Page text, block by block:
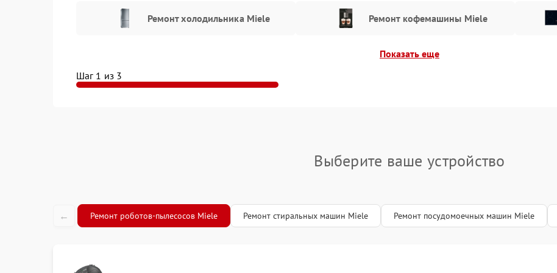
Как организован процесс ремонта в нашем сервисном центре
Мы придерживаемся четкой и выверенной схемы обслуживания, которая включает:
Прием заявки и первичное консультирование;
Проведение диагностики и согласование стоимости ремонта;
Если вам необходим надежный сервис Miele в Новосибирске — обращайтесь в наш центр по
адресу Советская улица, 12. Получить консультацию и оформить заявку на ремонт можно по
Ремонт холодильника Miele Ремонт кофемашины Miele
Показать еще
Шаг 1 из 3
Выберите ваше устройство
← Ремонт роботов-пылесосов Miele Ремонт стиральных машин Miele Ремонт посудомоечных машин Miele